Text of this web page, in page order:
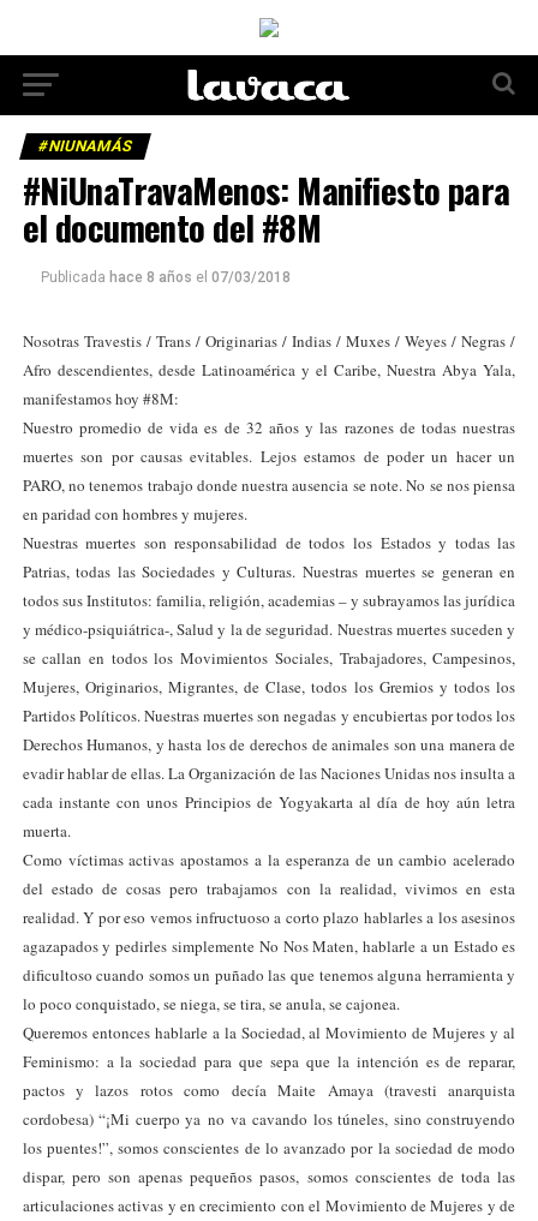
#NIUNAMÁS
#NiUnaTravaMenos: Manifiesto para
el documento del #8M
Publicada hace 8 años el 07/03/2018
Nosotras Travestis / Trans / Originarias / Indias / Muxes / Weyes / Negras /
Afro descendientes, desde Latinoamérica y el Caribe, Nuestra Abya Yala,
manifestamos hoy #8M:
Nuestro promedio de vida es de 32 años y las razones de todas nuestras
muertes son por causas evitables. Lejos estamos de poder un hacer un
PARO, no tenemos trabajo donde nuestra ausencia se note. No se nos piensa
en paridad con hombres y mujeres.
Nuestras muertes son responsabilidad de todos los Estados y todas las
Patrias, todas las Sociedades y Culturas. Nuestras muertes se generan en
todos sus Institutos: familia, religión, academias – y subrayamos las jurídica
y médico-psiquiátrica-, Salud y la de seguridad. Nuestras muertes suceden y
se callan en todos los Movimientos Sociales, Trabajadores, Campesinos,
Mujeres, Originarios, Migrantes, de Clase, todos los Gremios y todos los
Partidos Políticos. Nuestras muertes son negadas y encubiertas por todos los
Derechos Humanos, y hasta los de derechos de animales son una manera de
evadir hablar de ellas. La Organización de las Naciones Unidas nos insulta a
cada instante con unos Principios de Yogyakarta al día de hoy aún letra
muerta.
Como víctimas activas apostamos a la esperanza de un cambio acelerado
del estado de cosas pero trabajamos con la realidad, vivimos en esta
realidad. Y por eso vemos infructuoso a corto plazo hablarles a los asesinos
agazapados y pedirles simplemente No Nos Maten, hablarle a un Estado es
dificultoso cuando somos un puñado las que tenemos alguna herramienta y
lo poco conquistado, se niega, se tira, se anula, se cajonea.
Queremos entonces hablarle a la Sociedad, al Movimiento de Mujeres y al
Feminismo: a la sociedad para que sepa que la intención es de reparar,
pactos y lazos rotos como decía Maite Amaya (travesti anarquista
cordobesa) “¡Mi cuerpo ya no va cavando los túneles, sino construyendo
los puentes!”, somos conscientes de lo avanzado por la sociedad de modo
dispar, pero son apenas pequeños pasos, somos conscientes de toda las
articulaciones activas y en crecimiento con el Movimiento de Mujeres y de